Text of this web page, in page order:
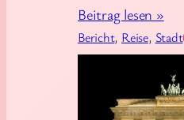
e
s
L
n
Bericht, Reise, Stadt
Beitrag lesen »:
T
r
p